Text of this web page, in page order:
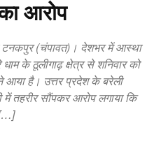
का आरोप
टनकपुर (चंपावत)। देशभर में आस्था
धाम के ठूलीगाढ़ क्षेत्र से शनिवार को
आया है। उत्तर प्रदेश के बरेली
में तहरीर सौंपकर आरोप लगाया कि
[…]